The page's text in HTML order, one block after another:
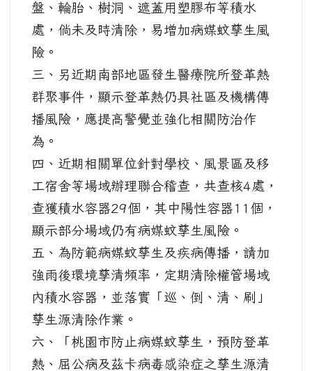
盤、輪胎、樹洞、遮蓋用塑膠布等積水
處，倘未及時清除，易增加病媒蚊孳生風
險。
三、另近期南部地區發生醫療院所登革熱
群聚事件，顯示登革熱仍具社區及機構傳
播風險，應提高警覺並強化相關防治作
為。
四、近期相關單位針對學校、風景區及移
工宿舍等場域辦理聯合稽查，共查核4處，
查獲積水容器29個，其中陽性容器11個，
顯示部分場域仍有病媒蚊孳生風險。
五、為防範病媒蚊孳生及疾病傳播，請加
強雨後環境孳清頻率，定期清除權管場域
內積水容器，並落實「巡、倒、清、刷」
孳生源清除作業。
六、「桃園市防止病媒蚊孳生，預防登革
熱、屈公病及茲卡病毒感染症之孳生源清